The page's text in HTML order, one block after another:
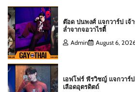
เอฟโฟร์ พีรวิชญ์ แจกวาร์
เลือดอุตรดิตถ์
Admin August 6,
ดิว ธีรภัทร แจกวาร์ป นัก
ยอดผู้ติดตามหลักล้าน